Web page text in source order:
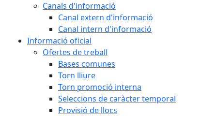
Canals d'informació
Canal extern d'informació
Canal intern d'informació
Informació oficial
Ofertes de treball
Bases comunes
Torn lliure
Torn promoció interna
Seleccions de caràcter temporal
Provisió de llocs